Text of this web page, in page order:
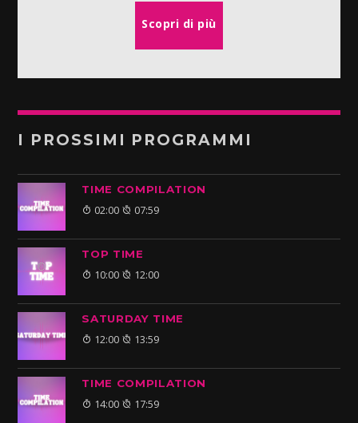
Scopri di più
I PROSSIMI PROGRAMMI
TIME COMPILATION
02:00 07:59
TOP TIME
10:00 12:00
SATURDAY TIME
12:00 13:59
TIME COMPILATION
14:00 17:59